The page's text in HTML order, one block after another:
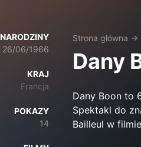
NARODZINY
26/06/1966
KRAJ
Francja
POKAZY
14
Strona główna →
Dany
Dany Boon to
Spektakl do
Bailleul w